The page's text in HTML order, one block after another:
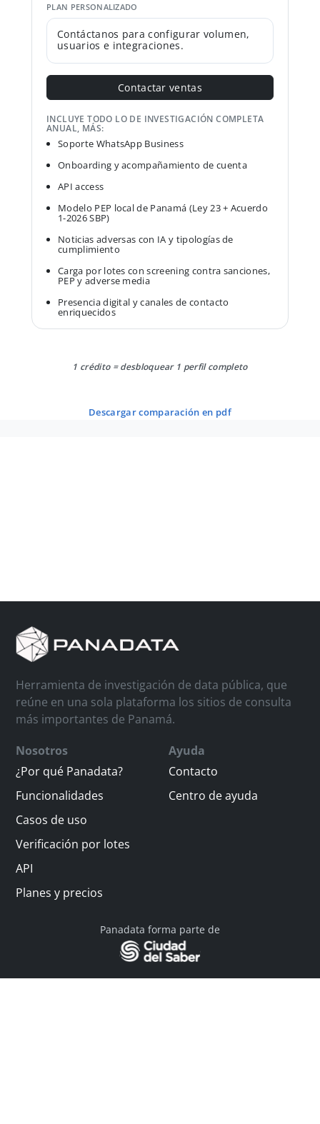
PLAN PERSONALIZADO
Contáctanos para configurar volumen,
usuarios e integraciones.
Contactar ventas
INCLUYE TODO LO DE INVESTIGACIÓN COMPLETA
ANUAL, MÁS:
Soporte WhatsApp Business
Onboarding y acompañamiento de cuenta
API access
Modelo PEP local de Panamá (Ley 23 + Acuerdo
1-2026 SBP)
Noticias adversas con IA y tipologías de
cumplimiento
Carga por lotes con screening contra sanciones,
PEP y adverse media
Presencia digital y canales de contacto
enriquecidos
1 crédito = desbloquear 1 perfil completo
descargar comparación en pdf
Herramienta de investigación de data pública, que
reúne en una sola plataforma los sitios de consulta
más importantes de Panamá.
Nosotros
¿Por qué Panadata?
Funcionalidades
Casos de uso
Verificación por lotes
API
Planes y precios
Ayuda
Contacto
Centro de ayuda
Panadata forma parte de